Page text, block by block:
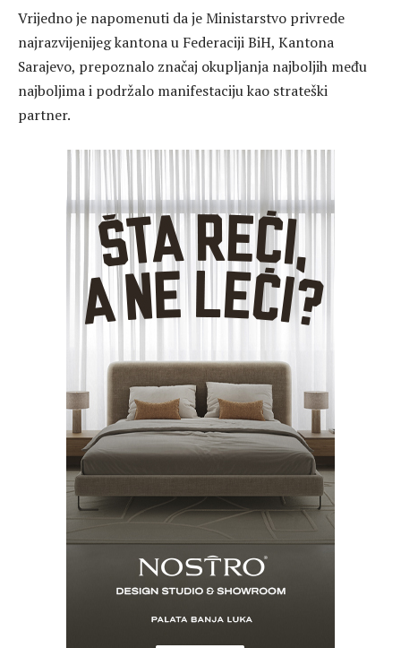
Vrijedno je napomenuti da je Ministarstvo privrede
najrazvijenijeg kantona u Federaciji BiH, Kantona
Sarajevo, prepoznalo značaj okupljanja najboljih među
najboljima i podržalo manifestaciju kao strateški
partner.